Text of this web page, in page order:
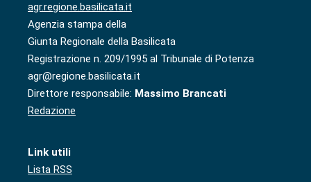
agr.regione.basilicata.it
Agenzia stampa della
Giunta Regionale della Basilicata
Registrazione n. 209/1995 al Tribunale di Potenza
agr@regione.basilicata.it
Direttore responsabile: Massimo Brancati
Redazione
Link utili
Lista RSS